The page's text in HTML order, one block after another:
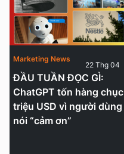
ĐẦU TUẦN ĐỌC GÌ:
ChatGPT tốn hàng chục
triệu USD vì người dùng
nói “cảm ơn”
Marketing News
22 Thg 04